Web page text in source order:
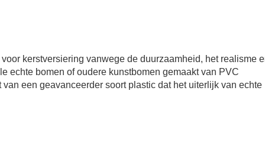
kerstversiering vanwege de duurzaamheid, het realisme
echte bomen of oudere kunstbomen gemaakt van PVC
een geavanceerder soort plastic dat het uiterlijk van echte